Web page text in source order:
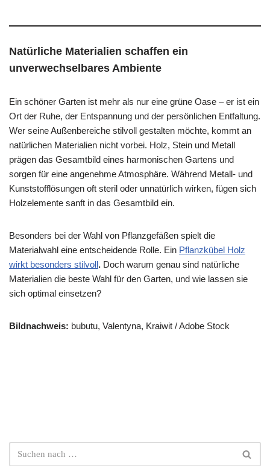
Natürliche Materialien schaffen ein
unverwechselbares Ambiente
Ein schöner Garten ist mehr als nur eine grüne Oase – er ist ein
Ort der Ruhe, der Entspannung und der persönlichen Entfaltung.
Wer seine Außenbereiche stilvoll gestalten möchte, kommt an
natürlichen Materialien nicht vorbei. Holz, Stein und Metall
prägen das Gesamtbild eines harmonischen Gartens und
sorgen für eine angenehme Atmosphäre. Während Metall- und
Kunststofflösungen oft steril oder unnatürlich wirken, fügen sich
Holzelemente sanft in das Gesamtbild ein.
Besonders bei der Wahl von Pflanzgefäßen spielt die
Materialwahl eine entscheidende Rolle. Ein Pflanzkübel Holz
wirkt besonders stilvoll. Doch warum genau sind natürliche
Materialien die beste Wahl für den Garten, und wie lassen sie
sich optimal einsetzen?
Bildnachweis: bubutu, Valentyna, Kraiwit / Adobe Stock